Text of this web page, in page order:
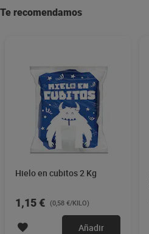
Te recomendamos
Hielo en cubitos 2 Kg
1,15 € (0,58 €/KILO)
Añadir